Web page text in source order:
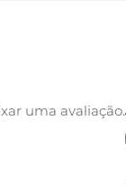
uma avaliação.